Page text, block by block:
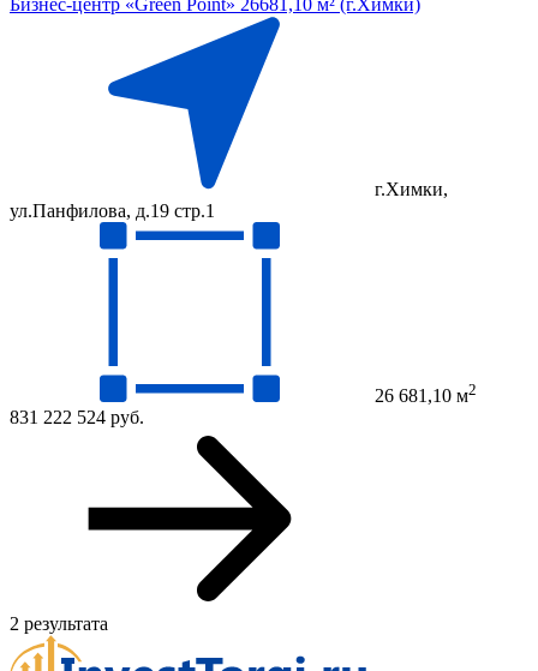
Бизнес-центр «Green Point» 26681,10 м² (г.Химки)
г.Химки,
ул.Панфилова, д.19 стр.1
26 681,10 м2
831 222 524 руб.
2 результата